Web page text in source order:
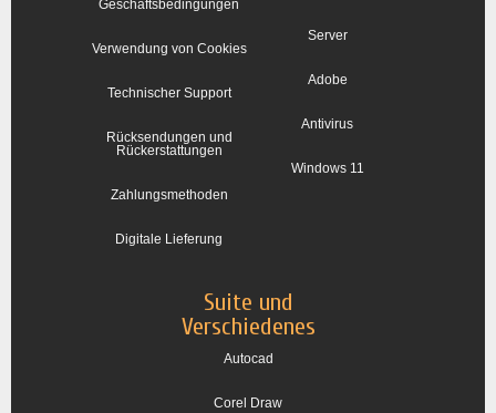
Geschäftsbedingungen
Verwendung von Cookies
Technischer Support
Rücksendungen und
Rückerstattungen
Zahlungsmethoden
Digitale Lieferung
Server
Adobe
Antivirus
Windows 11
Suite und
Verschiedenes
Autocad
Corel Draw